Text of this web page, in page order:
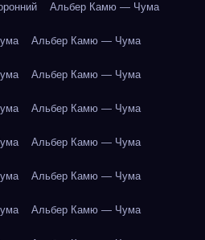
Альбер Камю — Чума
Альбер Камю — Чума
Альбер Камю — Чума
Альбер Камю — Чума
Альбер Камю — Чума
Альбер Камю — Чума
Альбер Камю — Чума